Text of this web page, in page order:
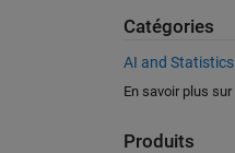
Catégories
AI and Statistics
En savoir plus sur
Produits